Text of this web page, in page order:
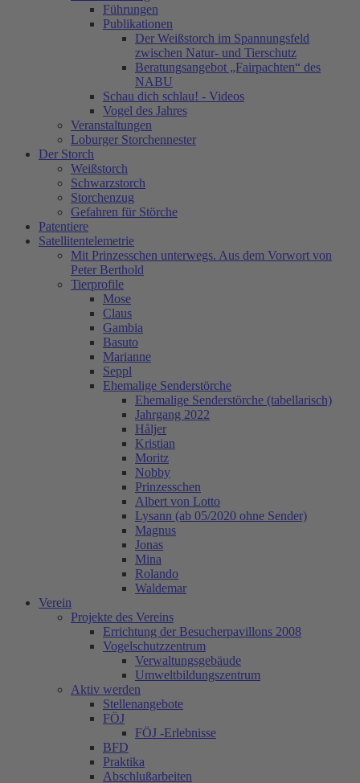
Führungen
Publikationen
Der Weißstorch im Spannungsfeld
zwischen Natur- und Tierschutz
Beratungsangebot „Fairpachten“ des
NABU
Schau dich schlau! - Videos
Vogel des Jahres
Veranstaltungen
Loburger Storchennester
Der Storch
Weißstorch
Schwarzstorch
Storchenzug
Gefahren für Störche
Patentiere
Satellitentelemetrie
Mit Prinzesschen unterwegs. Aus dem Vorwort von
Peter Berthold
Tierprofile
Mose
Claus
Gambia
Basuto
Marianne
Seppl
Ehemalige Senderstörche
Ehemalige Senderstörche (tabellarisch)
Jahrgang 2022
Håljer
Kristian
Moritz
Nobby
Prinzesschen
Albert von Lotto
Lysann (ab 05/2020 ohne Sender)
Magnus
Jonas
Mina
Rolando
Waldemar
Verein
Projekte des Vereins
Errichtung der Besucherpavillons 2008
Vogelschutzzentrum
Verwaltungsgebäude
Umweltbildungszentrum
Aktiv werden
Stellenangebote
FÖJ
FÖJ -Erlebnisse
BFD
Praktika
Abschlußarbeiten